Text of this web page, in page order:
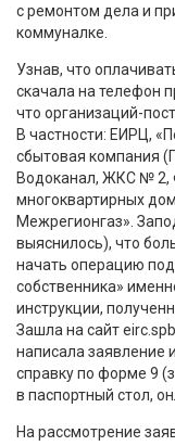
с ремонтом дела и
коммуналке.
Узнав, что
скачала на телефон
что организаций-
В частности: ЕИРЦ,
сбытовая компания
Водоканал, ЖКС № 2,
многоквартирных
Межрегионгаз».
выяснилось), что
начать операцию
собственника»
инструкции,
Зашла на сайт
написала заявление
справку по форме 9
в паспортный стол,
На рассмотрение